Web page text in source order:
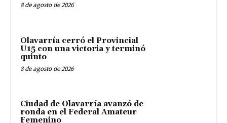
8 de agosto de 2026
Olavarría cerró el Provincial
U15 con una victoria y terminó
quinto
8 de agosto de 2026
Ciudad de Olavarría avanzó de
ronda en el Federal Amateur
Femenino